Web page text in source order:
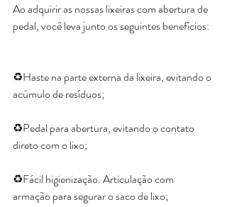
Ao adquirir as nossas lixeiras com abertura de
pedal, você leva junto os seguintes benefícios:
♻️Haste na parte externa da lixeira, evitando o
acúmulo de resíduos;
♻️Pedal para abertura, evitando o contato
direto com o lixo;
♻️Fácil higienização. Articulação com
armação para segurar o saco de lixo;